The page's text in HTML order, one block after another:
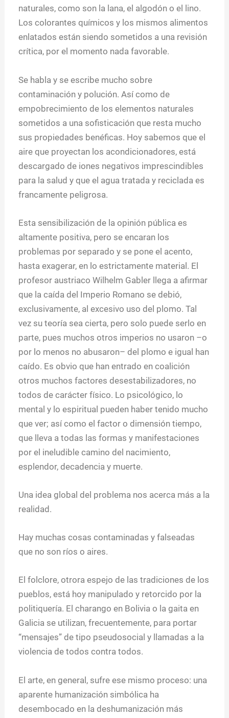
naturales, como son la lana, el algodón o el lino.
Los colorantes químicos y los mismos alimentos
enlatados están siendo sometidos a una revisión
crítica, por el momento nada favorable.
Se habla y se escribe mucho sobre
contaminación y polución. Así como de
empobrecimiento de los elementos naturales
sometidos a una sofisticación que resta mucho
sus propiedades benéficas. Hoy sabemos que el
aire que proyectan los acondicionadores, está
descargado de iones negativos imprescindibles
para la salud y que el agua tratada y reciclada es
francamente peligrosa.
Esta sensibilización de la opinión pública es
altamente positiva, pero se encaran los
problemas por separado y se pone el acento,
hasta exagerar, en lo estrictamente material. El
profesor austriaco Wilhelm Gabler llega a afirmar
que la caída del Imperio Romano se debió,
exclusivamente, al excesivo uso del plomo. Tal
vez su teoría sea cierta, pero solo puede serlo en
parte, pues muchos otros imperios no usaron –o
por lo menos no abusaron– del plomo e igual han
caído. Es obvio que han entrado en coalición
otros muchos factores desestabilizadores, no
todos de carácter físico. Lo psicológico, lo
mental y lo espiritual pueden haber tenido mucho
que ver; así como el factor o dimensión tiempo,
que lleva a todas las formas y manifestaciones
por el ineludible camino del nacimiento,
esplendor, decadencia y muerte.
Una idea global del problema nos acerca más a la
realidad.
Hay muchas cosas contaminadas y falseadas
que no son ríos o aires.
El folclore, otrora espejo de las tradiciones de los
pueblos, está hoy manipulado y retorcido por la
politiquería. El charango en Bolivia o la gaita en
Galicia se utilizan, frecuentemente, para portar
“mensajes” de tipo pseudosocial y llamadas a la
violencia de todos contra todos.
El arte, en general, sufre ese mismo proceso: una
aparente humanización simbólica ha
desembocado en la deshumanización más